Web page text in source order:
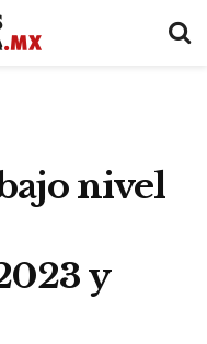
nivel
y